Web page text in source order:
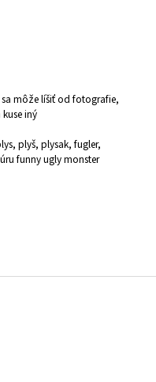
môže líšiť od fotografie,
iný
plyš, plysak, fugler,
funny ugly monster